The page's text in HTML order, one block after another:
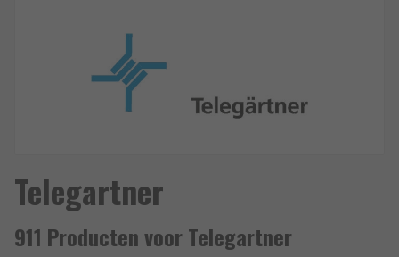
Telegartner
911 Producten voor Telegartner